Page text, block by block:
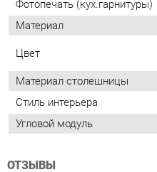
Стиль интерьера
Угловой модуль
Пока нет отзывов,